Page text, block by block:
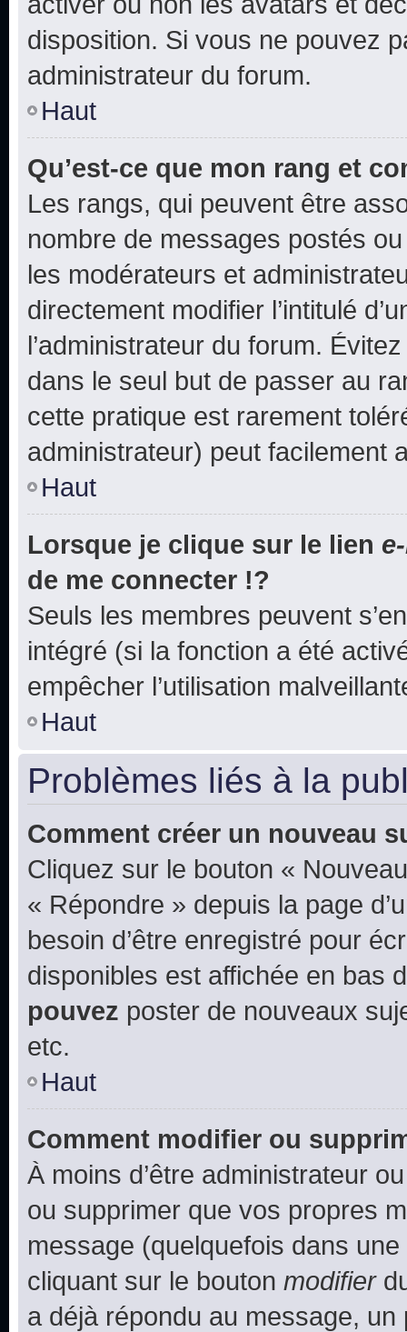
disposition. Si vous ne pouvez
administrateur du forum.
Haut
Qu’est-ce que mon rang et
Les rangs, qui peuvent être
nombre de messages postés
les modérateurs et
directement modifier l’intitulé
l’administrateur du forum.
dans le seul but de passer au
cette pratique est rarement
administrateur) peut facilement
Haut
Lorsque je clique sur le lien
de me connecter !?
Seuls les membres peuvent
intégré (si la fonction a été
empêcher l’utilisation
Haut
Problèmes liés à la
Comment créer un nouveau
Cliquez sur le bouton «
« Répondre » depuis la page
besoin d’être enregistré pour
disponibles est affichée en bas
pouvez poster de nouveaux
etc.
Haut
Comment modifier ou
À moins d’être administrateur
ou supprimer que vos propres
message (quelquefois dans
cliquant sur le bouton modifier
a déjà répondu au message, un